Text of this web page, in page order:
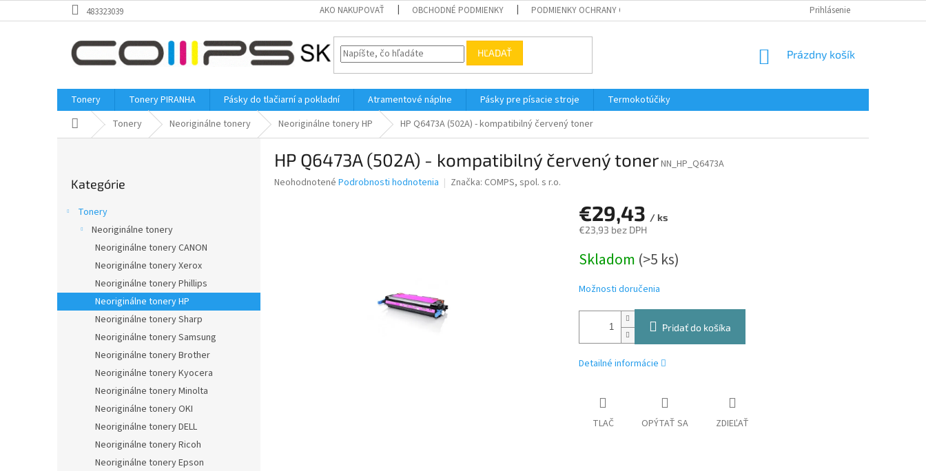
na
483323039 AKO NAKUPOVAŤ OBCHODNÉ PODMIENKY PODMIENKY OCHRANY OSOBNÝCH ÚDAJOV KONTAKTY
Prihlásenie
HĽADAŤ
NÁKUPNÝ
Prázdny košík
Tonery Tonery PIRANHA Pásky do tlačiarní a pokladní Atramentové náplne Pásky pre písacie stroje
Termokotúčiky
Domov Tonery Neoriginálne tonery Neoriginálne tonery HP HP Q6473A (502A) - kompatibilný červený toner
kategórie
Kategórie
Tonery
Neoriginálne tonery
Neoriginálne tonery CANON
Neoriginálne tonery Xerox
Neoriginálne tonery Phillips
Neoriginálne tonery HP
Neoriginálne tonery Sharp
Neoriginálne tonery Samsung
Neoriginálne tonery Brother
Neoriginálne tonery Kyocera
Neoriginálne tonery Minolta
Neoriginálne tonery OKI
Neoriginálne tonery DELL
Neoriginálne tonery Ricoh
Neoriginálne tonery Epson
HP Q6473A (502A) - kompatibilný červený tonerNN_HP_Q6473A
Priemerné
Neohodnotené Podrobnosti hodnotenia Značka: COMPS, spol. s r.o.
€29,43 / ks
€23,93 bez DPH
cena:
Skladom (>5 ks)
Možnosti doručenia
Pridať do košíka
Detailné informácie
TLAČ OPÝTAŤ SA ZDIEĽAŤ